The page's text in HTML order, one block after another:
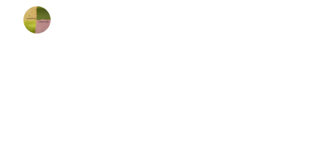
Skip to main content